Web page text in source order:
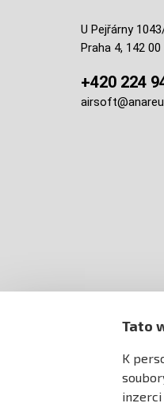
Tato
K
inzerci
U Pejřárny
Praha 4, 142 00
+420 224